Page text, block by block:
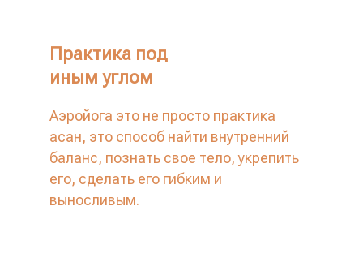
Практика под
иным углом
Аэройога это не просто практика
асан, это способ найти внутренний
баланс, познать свое тело, укрепить
его, сделать его гибким и
выносливым.